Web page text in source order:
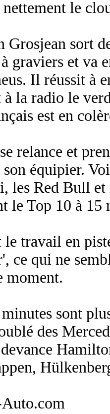
nettement le
Grosjean sort
graviers et va
Il réussit à
la radio le
est en
relance et
équipier.
les Red Bull
le Top 10 à 15
travail en
ce qui ne
moment.
sont
des